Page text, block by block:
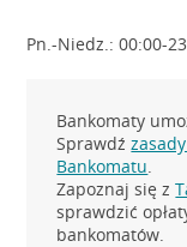
Pn.-Niedz.: 00:00-
Bankomaty
Sprawdź
Bankomatu.
Zapoznaj się z
sprawdzić
bankomatów.